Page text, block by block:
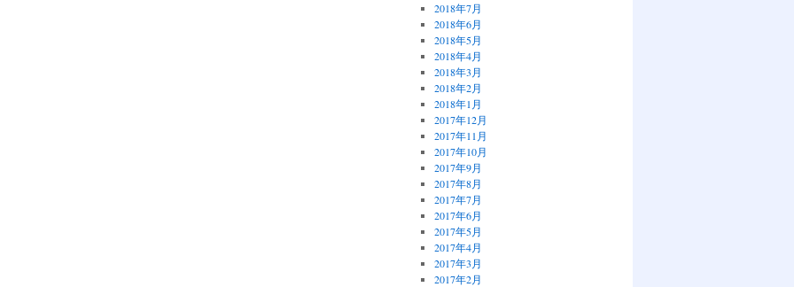
2018年7月
2018年6月
2018年5月
2018年4月
2018年3月
2018年2月
2018年1月
2017年12月
2017年11月
2017年10月
2017年9月
2017年8月
2017年7月
2017年6月
2017年5月
2017年4月
2017年3月
2017年2月